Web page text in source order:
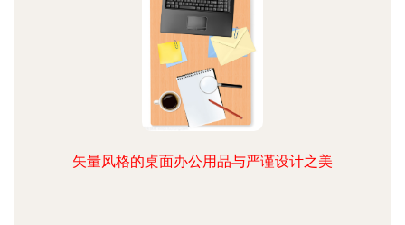
矢量风格的桌面办公用品与严谨设计之美